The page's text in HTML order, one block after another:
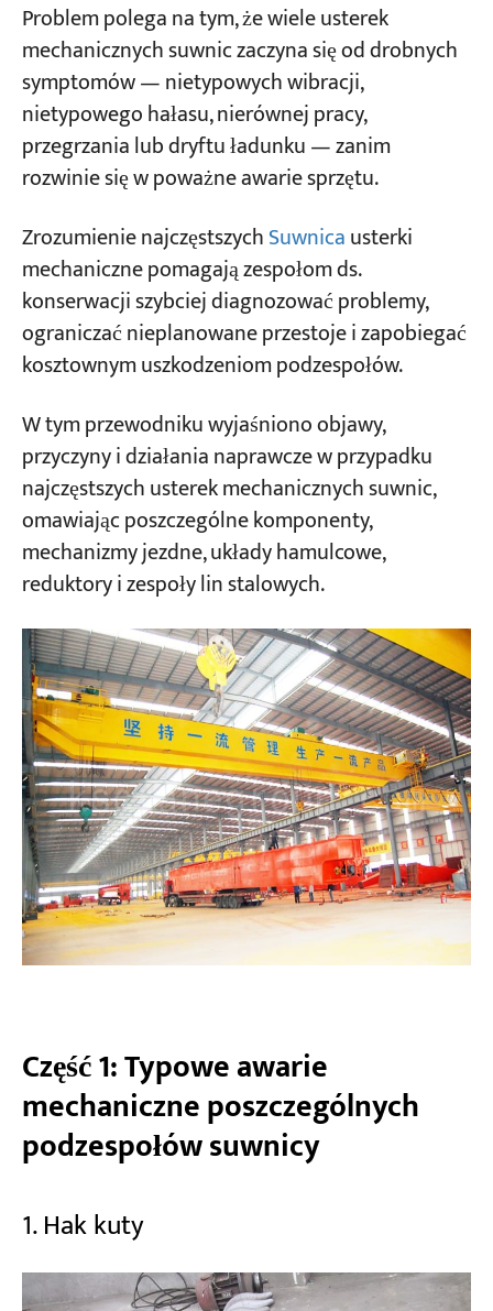
Projekty
Aktualności
O nas
Skontaktuj się z nami
Potrzebujesz fachowej pomocy w przypadku
typowych awarii mechanicznych suwnicy?
Problem polega na tym, że wiele usterek
mechanicznych suwnic zaczyna się od drobnych
symptomów — nietypowych wibracji,
nietypowego hałasu, nierównej pracy,
przegrzania lub dryftu ładunku — zanim
rozwinie się w poważne awarie sprzętu.
Zrozumienie najczęstszychSuwnicausterki
mechaniczne pomagają zespołom ds.
konserwacji szybciej diagnozować problemy,
ograniczać nieplanowane przestoje i zapobiegać
kosztownym uszkodzeniom podzespołów.
W tym przewodniku wyjaśniono objawy,
przyczyny i działania naprawcze w przypadku
najczęstszych usterek mechanicznych suwnic,
omawiając poszczególne komponenty,
mechanizmy jezdne, układy hamulcowe,
reduktory i zespoły lin stalowych.
Część 1: Typowe awarie
mechaniczne poszczególnych
podzespołów suwnicy
1. Hak kuty